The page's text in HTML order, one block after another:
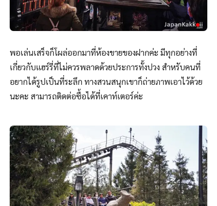
พอเล่นเสร็จก็โผล่ออกมาที่ห้องขายของฝากค่ะ มีทุกอย่างที่
เกี่ยวกับแฮร์รี่ที่ไม่ควรพลาดด้วยประการทั้งปวง สำหรับคนที่
อยากได้รูปเป็นที่ระลึก ทางสวนสนุกเขาก็ถ่ายภาพเอาไว้ด้วย
นะคะ สามารถติดต่อซื้อได้ที่เคาท์เตอร์ค่ะ